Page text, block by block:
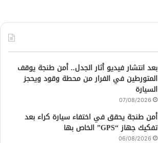
بعد انتشار فيديو أثار الجدل.. أمن طنجة يوقف
المتورطين في الفرار من محطة وقود ويحجز
السيارة
07/08/2026
أمن طنجة يحقق في اختفاء سيارة كراء بعد
تفكيك جهاز “GPS” الخاص بها
06/08/2026